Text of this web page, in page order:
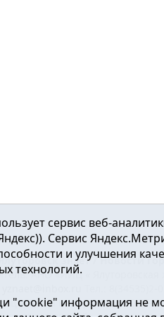
знает / Новости
АНО «ИИЦ « Ялуторовская
номер ЭЛ № ФС 77-
сервис веб-
Сервис
и улучшения
технологий.
"cookie" информация не